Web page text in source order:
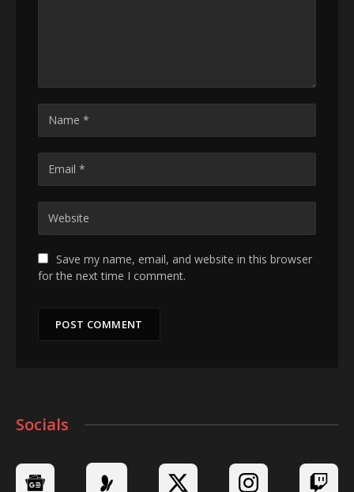
Save my name, email, and website in this browser
for the next time I comment.
Socials